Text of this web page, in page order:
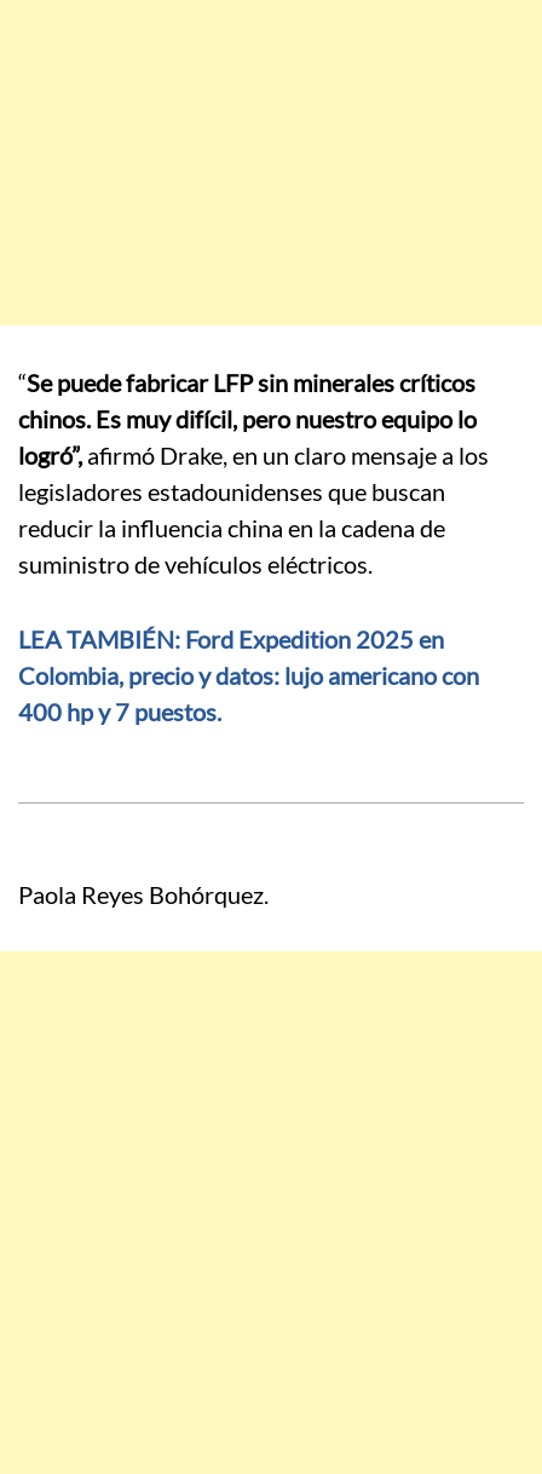
“Se puede fabricar LFP sin minerales críticos
chinos. Es muy difícil, pero nuestro equipo lo
logró”,afirmó Drake, en un claro mensaje a los
legisladores estadounidenses que buscan
reducir la influencia china en la cadena de
suministro de vehículos eléctricos.
LEA TAMBIÉN: Ford Expedition 2025 en
Colombia, precio y datos: lujo americano con
400 hp y 7 puestos.
Paola Reyes Bohórquez.